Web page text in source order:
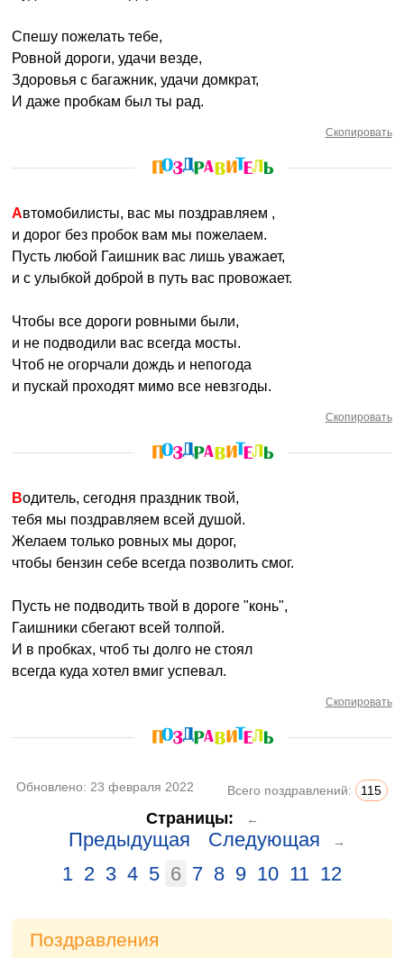
Спешу пожелать тебе,
Ровной дороги, удачи везде,
Здоровья с багажник, удачи домкрат,
И даже пробкам был ты рад.
Скопировать
Автомобилисты, вас мы поздравляем ,
и дорог без пробок вам мы пожелаем.
Пусть любой Гаишник вас лишь уважает,
и с улыбкой доброй в путь вас провожает.
Чтобы все дороги ровными были,
и не подводили вас всегда мосты.
Чтоб не огорчали дождь и непогода
и пускай проходят мимо все невзгоды.
Скопировать
Водитель, сегодня праздник твой,
тебя мы поздравляем всей душой.
Желаем только ровных мы дорог,
чтобы бензин себе всегда позволить смог.
Пусть не подводить твой в дороге "конь",
Гаишники сбегают всей толпой.
И в пробках, чтоб ты долго не стоял
всегда куда хотел вмиг успевал.
Скопировать
Обновлено: 23 февраля 2022 Всего поздравлений: 115
Страницы: ←
Предыдущая Следующая →
1 2 3 4 5 6 7 8 9 10 11 12
Поздравления